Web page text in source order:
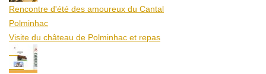
Rencontre d'été des amoureux du Cantal
Polminhac
Visite du château de Polminhac et repas
12
Aoû